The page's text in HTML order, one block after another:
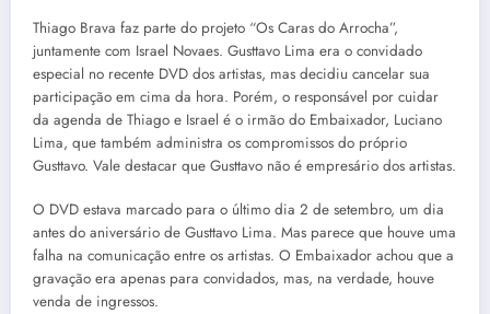
Thiago Brava faz parte do projeto “Os Caras do Arrocha”,
juntamente com Israel Novaes. Gusttavo Lima era o convidado
especial no recente DVD dos artistas, mas decidiu cancelar sua
participação em cima da hora. Porém, o responsável por cuidar
da agenda de Thiago e Israel é o irmão do Embaixador, Luciano
Lima, que também administra os compromissos do próprio
Gusttavo. Vale destacar que Gusttavo não é empresário dos artistas.
O DVD estava marcado para o último dia 2 de setembro, um dia
antes do aniversário de Gusttavo Lima. Mas parece que houve uma
falha na comunicação entre os artistas. O Embaixador achou que a
gravação era apenas para convidados, mas, na verdade, houve
venda de ingressos.